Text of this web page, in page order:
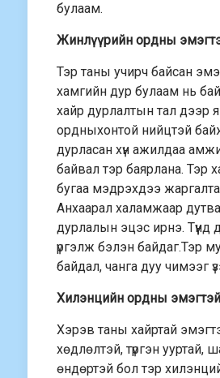
булаам.
Жинлүүрийн ордны
Тэр таны учирч байсан
хамгийн дур булаам нь
хайр дурлалтын тал дээр
ордныхонтой нийцтэй байж
дурласан хүн ажилдаа
байвал тэр баярлана. Тэр
бугаа мэдрэхдээ
Анхаарал халамжаар дутвал
дурлалын эцэс ирнэ. Түүнд
үргэлж бэлэн байдаг.Тэр
байдал, чанга дуу чимээг
Хилэнцийн ордны эмэгтэй
Хэрэв таны хайртай
хөдлөлтэй, түргэн ууртай,
өндөртэй бол тэр